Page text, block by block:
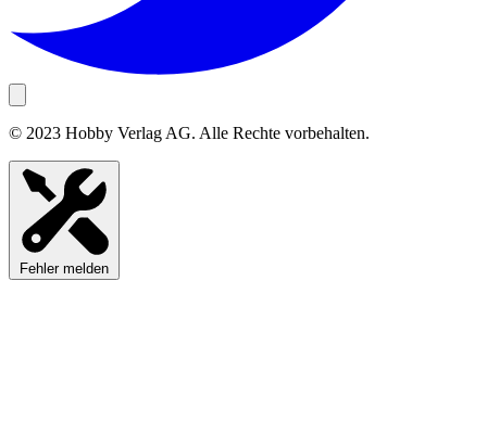
© 2023 Hobby Verlag AG. Alle Rechte vorbehalten.
Fehler melden